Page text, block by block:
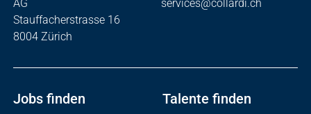
AG
Stauffacherstrasse 16
8004 Zürich
services@collardi.ch
Jobs finden Talente finden